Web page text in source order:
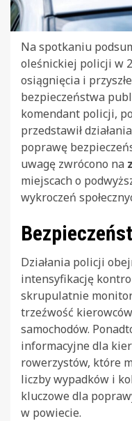
Na spotkaniu
oleśnickiej policji w
osiągnięcia i
bezpieczeństwa
komendant policji,
przedstawił
poprawę
uwagę zwrócono na
miejscach o
wykroczeń
Działania policji
intensyfikację
skrupulatnie
trzeźwość
samochodów.
informacyjne dla
rowerzystów, które
liczby wypadków i
kluczowe dla
w powiecie.